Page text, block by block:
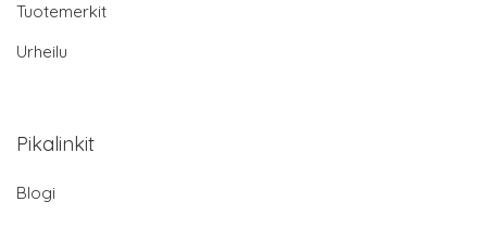
Tuotemerkit
Urheilu
Pikalinkit
Blogi